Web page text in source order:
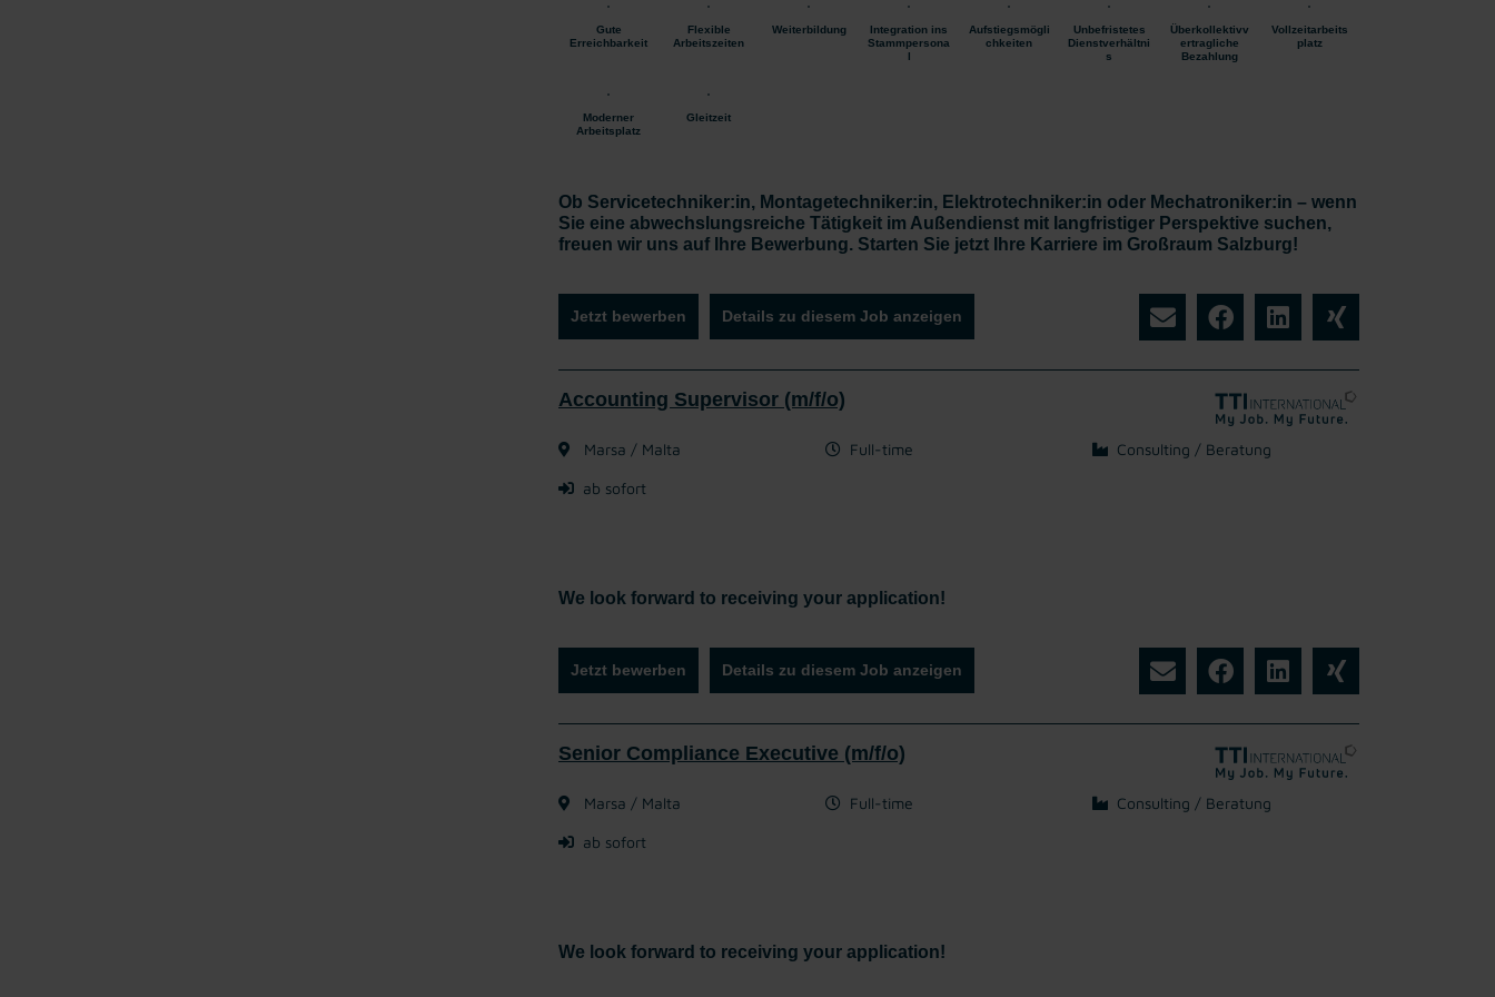
Gute
Erreichbarkeit
Flexible
Arbeitszeiten
Weiterbildung
Integration ins
Stammpersona
l
Aufstiegsmögli
chkeiten
Unbefristetes
Dienstverhältni
s
Überkollektivv
ertragliche
Bezahlung
Vollzeitarbeits
platz
Moderner
Arbeitsplatz
Gleitzeit
Ob Servicetechniker:in, Montagetechniker:in, Elektrotechniker:in oder Mechatroniker:in – wenn
Sie eine abwechslungsreiche Tätigkeit im Außendienst mit langfristiger Perspektive suchen,
freuen wir uns auf Ihre Bewerbung. Starten Sie jetzt Ihre Karriere im Großraum Salzburg!
Jetzt bewerben Details zu diesem Job anzeigen
Accounting Supervisor (m/f/o)
Marsa / Malta Full-time Consulting / Beratung
ab sofort
We look forward to receiving your application!
Jetzt bewerben Details zu diesem Job anzeigen
Senior Compliance Executive (m/f/o)
Marsa / Malta Full-time Consulting / Beratung
ab sofort
We look forward to receiving your application!